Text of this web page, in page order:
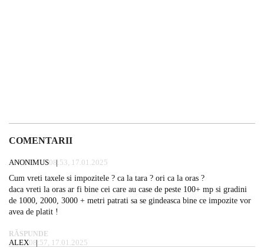
COMENTARII
ANONIMUS08:53, 17.01.2025
Cum vreti taxele si impozitele ? ca la tara ? ori ca la oras ?
daca vreti la oras ar fi bine cei care au case de peste 100+ mp si gradini
de 1000, 2000, 3000 + metri patrati sa se gindeasca bine ce impozite vor
avea de platit !
RĂSPUNDE
ALEX08:57, 17.01.2025